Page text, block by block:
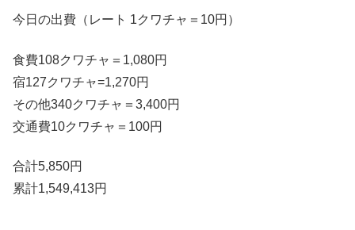
今日の出費（レート 1クワチャ＝10円）
食費108クワチャ＝1,080円
宿127クワチャ=1,270円
その他340クワチャ＝3,400円
交通費10クワチャ＝100円
合計5,850円
累計1,549,413円